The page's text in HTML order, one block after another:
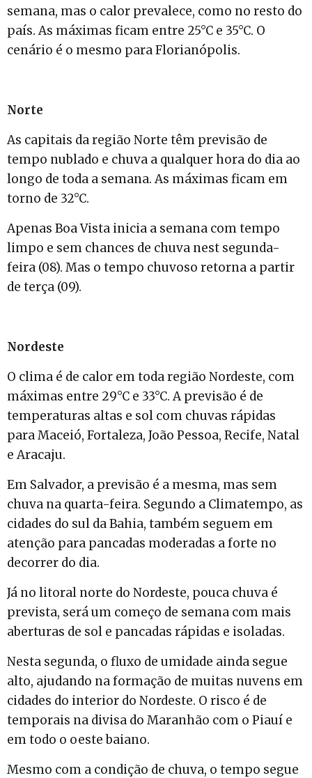
semana, mas o calor prevalece, como no resto do
país. As máximas ficam entre 25°C e 35°C. O
cenário é o mesmo para Florianópolis.
Norte
As capitais da região Norte têm previsão de
tempo nublado e chuva a qualquer hora do dia ao
longo de toda a semana. As máximas ficam em
torno de 32°C.
Apenas Boa Vista inicia a semana com tempo
limpo e sem chances de chuva nest segunda-
feira (08). Mas o tempo chuvoso retorna a partir
de terça (09).
Nordeste
O clima é de calor em toda região Nordeste, com
máximas entre 29°C e 33°C. A previsão é de
temperaturas altas e sol com chuvas rápidas
para Maceió, Fortaleza, João Pessoa, Recife, Natal
e Aracaju.
Em Salvador, a previsão é a mesma, mas sem
chuva na quarta-feira. Segundo a Climatempo, as
cidades do sul da Bahia, também seguem em
atenção para pancadas moderadas a forte no
decorrer do dia.
Já no litoral norte do Nordeste, pouca chuva é
prevista, será um começo de semana com mais
aberturas de sol e pancadas rápidas e isoladas.
Nesta segunda, o fluxo de umidade ainda segue
alto, ajudando na formação de muitas nuvens em
cidades do interior do Nordeste. O risco é de
temporais na divisa do Maranhão com o Piauí e
em todo o oeste baiano.
Mesmo com a condição de chuva, o tempo segue